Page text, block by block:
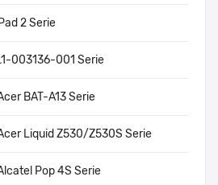
2 Serie
003136-001 Serie
BAT-A13 Serie
Liquid Z530/Z530S Serie
Pop 4S Serie